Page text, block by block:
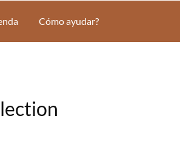
Cómo ayudar?